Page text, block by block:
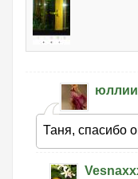
Таня, спасибо